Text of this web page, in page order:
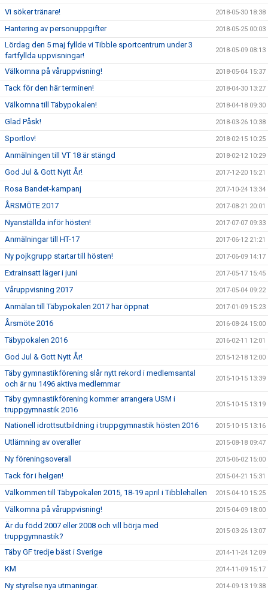
Vi söker tränare! 2018-05-30 18:38
Hantering av personuppgifter 2018-05-25 00:03
Lördag den 5 maj fyllde vi Tibble sportcentrum under 3
fartfyllda uppvisningar!
2018-05-09 08:13
Välkomna på våruppvisning! 2018-05-04 15:37
Tack för den här terminen! 2018-04-30 13:27
Välkomna till Täbypokalen! 2018-04-18 09:30
Glad Påsk! 2018-03-26 10:38
Sportlov! 2018-02-15 10:25
Anmälningen till VT 18 är stängd 2018-02-12 10:29
God Jul & Gott Nytt År! 2017-12-20 15:21
Rosa Bandet-kampanj 2017-10-24 13:34
ÅRSMÖTE 2017 2017-08-21 20:01
Nyanställda inför hösten! 2017-07-07 09:33
Anmälningar till HT-17 2017-06-12 21:21
Ny pojkgrupp startar till hösten! 2017-06-09 14:17
Extrainsatt läger i juni 2017-05-17 15:45
Våruppvisning 2017 2017-05-04 09:22
Anmälan till Täbypokalen 2017 har öppnat 2017-01-09 15:23
Årsmöte 2016 2016-08-24 15:00
Täbypokalen 2016 2016-02-11 12:01
God Jul & Gott Nytt År! 2015-12-18 12:00
Täby gymnastikförening slår nytt rekord i medlemsantal
och är nu 1496 aktiva medlemmar
2015-10-15 13:39
Täby gymnastikförening kommer arrangera USM i
truppgymnastik 2016
2015-10-15 13:19
Nationell idrottsutbildning i truppgymnastik hösten 2016 2015-10-15 13:16
Utlämning av overaller 2015-08-18 09:47
Ny föreningsoverall 2015-06-02 15:00
Tack för i helgen! 2015-04-21 15:31
Välkommen till Täbypokalen 2015, 18-19 april i Tibblehallen 2015-04-10 15:25
Välkomna på våruppvisning! 2015-04-09 18:00
Är du född 2007 eller 2008 och vill börja med
truppgymnastik?
2015-03-26 13:07
Täby GF tredje bäst i Sverige 2014-11-24 12:09
KM 2014-11-09 15:17
Ny styrelse nya utmaningar. 2014-09-13 19:38